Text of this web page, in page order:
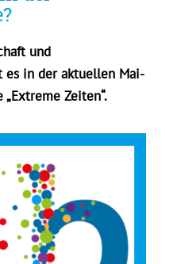
und
es in der aktuellen Mai-
Zeiten“.